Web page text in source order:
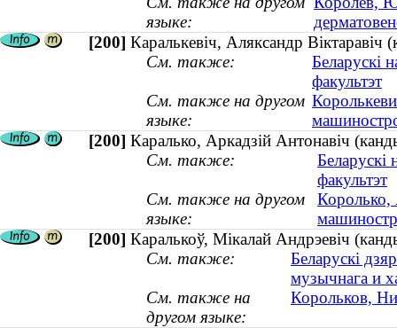
языке:
[200] Каралькевіч, Аляксандр
См. также:
Беларускі
факультэт
См. также на другом
языке:
[200] Каралько, Аркадзій Антонавіч
См. также:
факультэт
См. также на другом
языке:
Королько,
[200] Каралькоў, Мікалай Андрэевіч
См. также:
Беларускі
музычнага и
См. также на
другом языке:
Корольков,